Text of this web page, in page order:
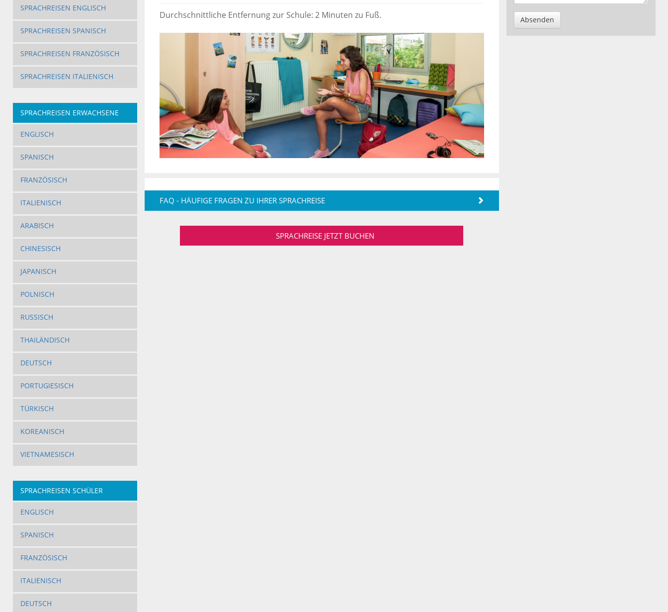
SPRACHREISEN ENGLISCH
SPRACHREISEN SPANISCH
SPRACHREISEN FRANZÖSISCH
SPRACHREISEN ITALIENISCH
SPRACHREISEN ERWACHSENE
ENGLISCH
SPANISCH
FRANZÖSISCH
ITALIENISCH
ARABISCH
CHINESISCH
JAPANISCH
POLNISCH
RUSSISCH
THAILÄNDISCH
DEUTSCH
PORTUGIESISCH
TÜRKISCH
KOREANISCH
VIETNAMESISCH
SPRACHREISEN SCHÜLER
ENGLISCH
SPANISCH
FRANZÖSISCH
ITALIENISCH
DEUTSCH
Durchschnittliche Entfernung zur Schule: 2 Minuten zu Fuß.
FAQ - HÄUFIGE FRAGEN ZU IHRER SPRACHREISE
SPRACHREISE JETZT BUCHEN
Absenden